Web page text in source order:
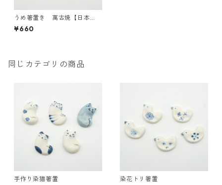
うめ箸置き 萬古焼【日本
製】
¥660
同じカテゴリの商品
手作り染猫箸置 染花トリ箸置